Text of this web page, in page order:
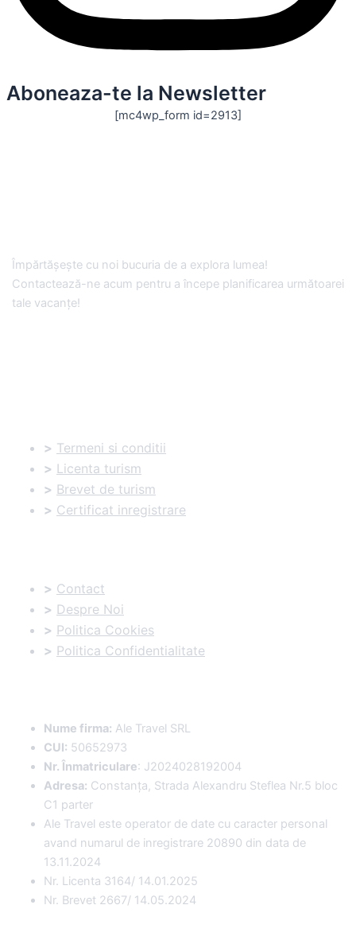
Aboneaza-te la Newsletter
[mc4wp_form id=2913]
Împărtășește cu noi bucuria de a explora lumea!
Contactează-ne acum pentru a începe planificarea următoarei
tale vacanțe!
> Termeni si conditii
> Licenta turism
> Brevet de turism
> Certificat inregistrare
> Contact
> Despre Noi
> Politica Cookies
> Politica Confidentialitate
Nume firma: Ale Travel SRL
CUI: 50652973
Nr. Înmatriculare: J2024028192004
Adresa: Constanța, Strada Alexandru Steflea Nr.5 bloc
C1 parter
Ale Travel este operator de date cu caracter personal
avand numarul de inregistrare 20890 din data de
13.11.2024
Nr. Licenta 3164/ 14.01.2025
Nr. Brevet 2667/ 14.05.2024